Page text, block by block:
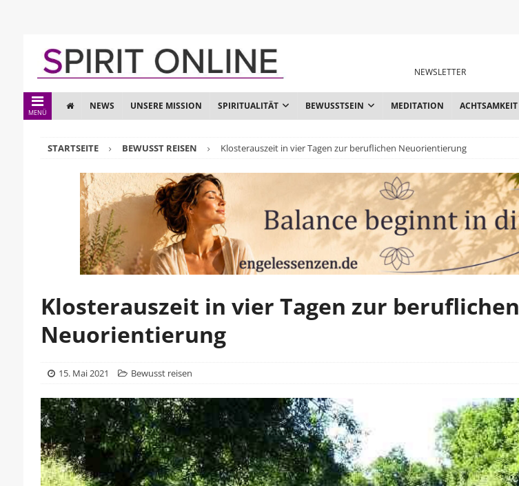
NEWSLETTER
MENÜ
NEWS UNSERE MISSION SPIRITUALITÄT BEWUSSTSEIN MEDITATION ACHTSAMKEIT
STARTSEITE BEWUSST REISEN Klosterauszeit in vier Tagen zur beruflichen Neuorientierung
Klosterauszeit in vier Tagen zur beruflichen
Neuorientierung
15. Mai 2021 Bewusst reisen